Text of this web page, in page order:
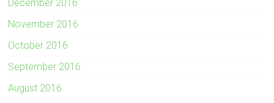
December 2016
November 2016
October 2016
September 2016
August 2016